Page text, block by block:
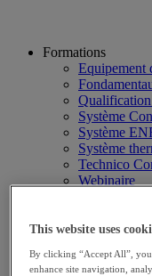
Formations
Equipement
Système
Système
Système
Technico
Webinaire
Planning
Autres sites
This website uses
By clicking “Accept All”,
enhance site navigation,